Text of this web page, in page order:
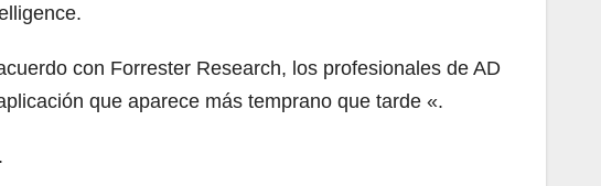
con Forrester Research, los profesionales de AD
que aparece más temprano que tarde «.